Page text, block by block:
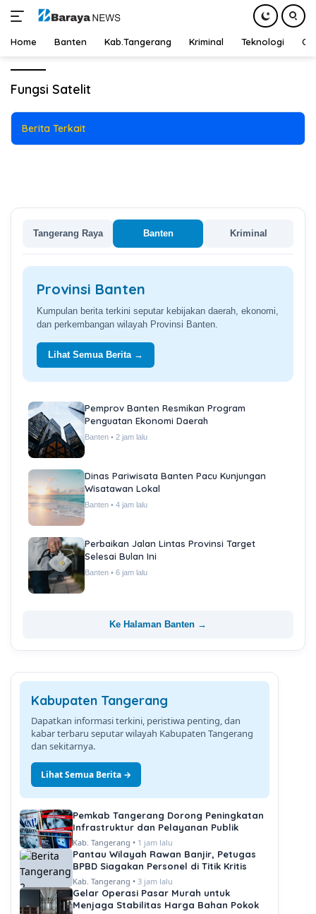
konten
Home Banten Kab.Tangerang Kriminal Teknologi
Fungsi Satelit
Menjelajahi Langit, Beragam
Fungsi Satelit Antariksa dalam
Kehidupan Sehari-hari
Berita Terkait
Tangerang Raya Banten Kriminal
Provinsi Banten
Kumpulan berita terkini seputar kebijakan daerah, ekonomi,
dan perkembangan wilayah Provinsi Banten.
Lihat Semua Berita →
Pemprov Banten Resmikan Program
Penguatan Ekonomi Daerah
Banten • 2 jam lalu
Dinas Pariwisata Banten Pacu Kunjungan
Wisatawan Lokal
Banten • 4 jam lalu
Perbaikan Jalan Lintas Provinsi Target
Selesai Bulan Ini
Banten • 6 jam lalu
Ke Halaman Banten →
Kabupaten Tangerang
Dapatkan informasi terkini, peristiwa penting, dan
kabar terbaru seputar wilayah Kabupaten Tangerang
dan sekitarnya.
Lihat Semua Berita →
Pemkab Tangerang Dorong Peningkatan
Infrastruktur dan Pelayanan Publik
Kab. Tangerang • 1 jam lalu
Pantau Wilayah Rawan Banjir, Petugas
BPBD Siagakan Personel di Titik Kritis
Kab. Tangerang • 3 jam lalu
Gelar Operasi Pasar Murah untuk
Menjaga Stabilitas Harga Bahan Pokok